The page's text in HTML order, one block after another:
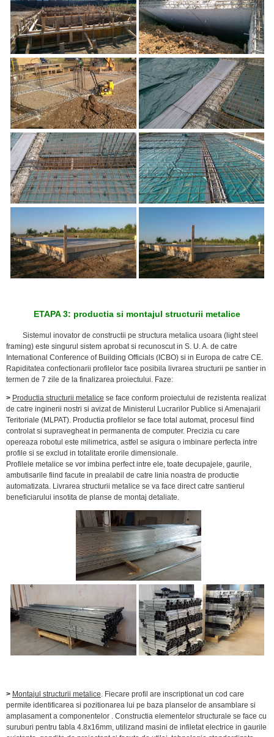
ETAPA 3: productia si montajul structurii metalice
Sistemul inovator de constructii pe structura metalica usoara (light steel
framing) este singurul sistem aprobat si recunoscut in S. U. A. de catre
International Conference of Building Officials (ICBO) si in Europa de catre CE.
Rapiditatea confectionarii profilelor face posibila livrarea structurii pe santier in
termen de 7 zile de la finalizarea proiectului. Faze:
> Productia structurii metalice se face conform proiectului de rezistenta realizat
de catre inginerii nostri si avizat de Ministerul Lucrarilor Publice si Amenajarii
Teritoriale (MLPAT). Productia profilelor se face total automat, procesul fiind
controlat si supravegheat in permanenta de computer. Precizia cu care
opereaza robotul este milimetrica, astfel se asigura o imbinare perfecta intre
profile si se exclud in totalitate erorile dimensionale.
Profilele metalice se vor imbina perfect intre ele, toate decupajele, gaurile,
ambutisarile fiind facute in prealabil de catre linia noastra de productie
automatizata. Livrarea structurii metalice se va face direct catre santierul
beneficiarului insotita de planse de montaj detaliate.
> Montajul structurii metalice . Fiecare profil are inscriptionat un cod care
permite identificarea si pozitionarea lui pe baza planselor de ansamblare si
amplasament a componentelor . Constructia elementelor structurale se face cu
suruburi pentru tabla 4.8x16mm, utilizand masini de infiletat electrice in gaurile